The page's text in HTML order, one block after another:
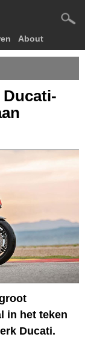
About
in het teken
Ducati.